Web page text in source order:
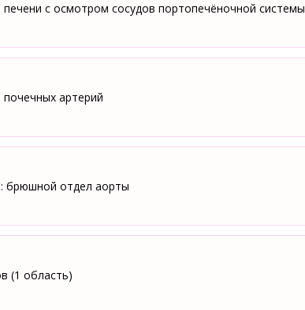
с осмотром сосудов портопечёночной системы
артерий
брюшной отдел аорты
(1 область)